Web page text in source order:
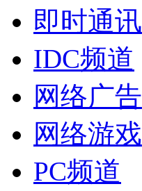
即时通讯
IDC频道
网络广告
网络游戏
PC频道